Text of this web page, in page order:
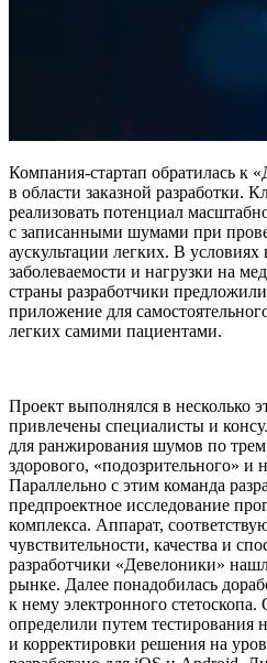
Компания-стартап обратилась к
в области заказной разработки.
реализовать потенциал
с записанными шумами при
аускультации легких. В условиях
заболеваемости и нагрузки на
страны разработчики
приложение для
легких самими пациентами.
Проект выполнялся в несколько
привлечены специалисты и
для ранжирования шумов по трем
здорового, «подозрительного» и
Параллельно с этим команда
предпроектное исследование
комплекса. Аппарат,
чувствительности, качества и
разработчики «Девелоники»
рынке. Далее понадобилась
к нему электронного
определили путем тестирования
и корректировки решения на